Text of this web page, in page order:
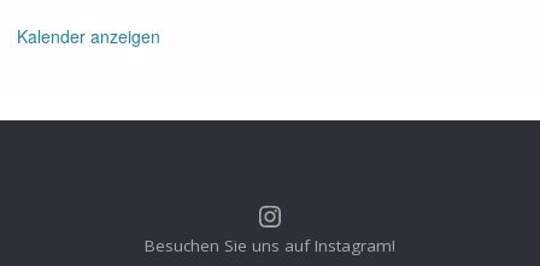
Kalender anzeigen
Instagram
Besuchen Sie uns auf Instagram!